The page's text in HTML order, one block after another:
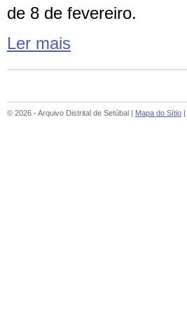
de 8 de fevereiro.
Ler mais
© 2026 - Arquivo Distrital de Setúbal | Mapa do Sítio |